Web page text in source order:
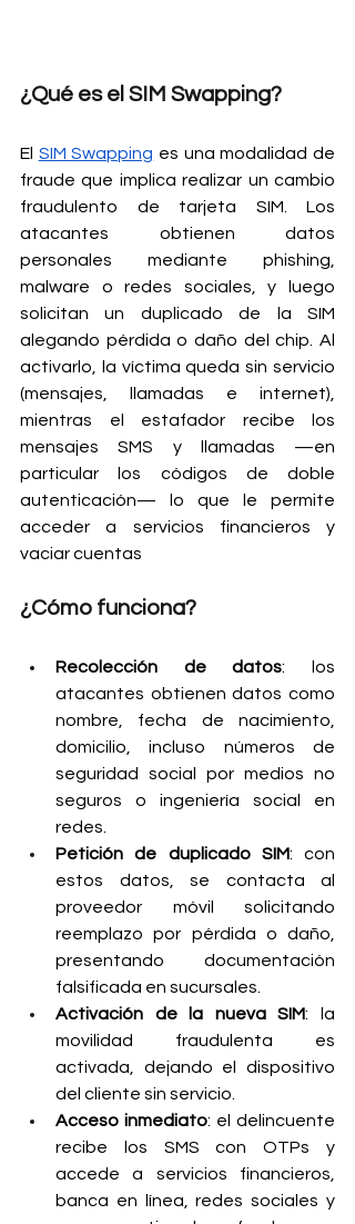
¿Qué es el SIM Swapping?
El SIM Swapping es una modalidad de
fraude que implica realizar un cambio
fraudulento de tarjeta SIM. Los
atacantes obtienen datos
personales mediante phishing,
malware o redes sociales, y luego
solicitan un duplicado de la SIM
alegando pérdida o daño del chip. Al
activarlo, la víctima queda sin servicio
(mensajes, llamadas e internet),
mientras el estafador recibe los
mensajes SMS y llamadas —en
particular los códigos de doble
autenticación— lo que le permite
acceder a servicios financieros y
vaciar cuentas
¿Cómo funciona?
Recolección de datos: los
atacantes obtienen datos como
nombre, fecha de nacimiento,
domicilio, incluso números de
seguridad social por medios no
seguros o ingeniería social en
redes.
Petición de duplicado SIM: con
estos datos, se contacta al
proveedor móvil solicitando
reemplazo por pérdida o daño,
presentando documentación
falsificada en sucursales.
Activación de la nueva SIM: la
movilidad fraudulenta es
activada, dejando el dispositivo
del cliente sin servicio.
Acceso inmediato: el delincuente
recibe los SMS con OTPs y
accede a servicios financieros,
banca en línea, redes sociales y